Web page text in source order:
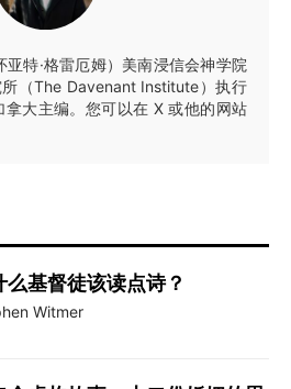
亚特·格雷厄姆）美南浸信会神学院
（The Davenant Institute）执行
拿大主编。您可以在 X 或他的网站
么基督徒该读点诗？
Witmer